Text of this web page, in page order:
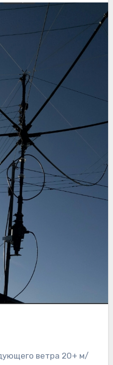
ветра 20+ м/